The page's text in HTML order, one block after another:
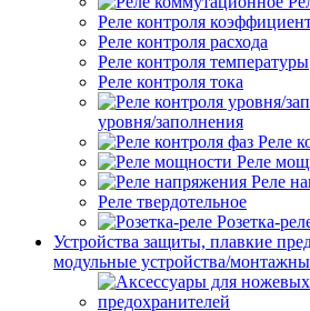
Реле контроля
Реле контроля расхода
Реле контроля температуры
Реле контроля тока
уровня/заполнения
Реле
Реле
Реле
Реле твердотельное
Розетка-
Устройства защиты, плавкие
модульные устройства/